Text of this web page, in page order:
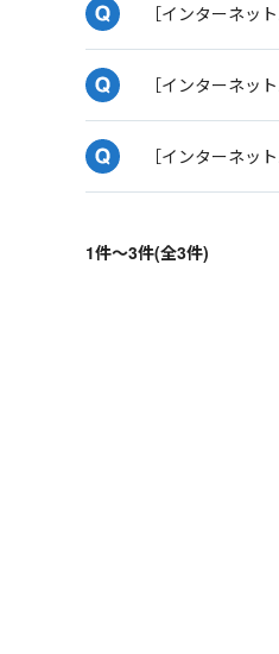
［インターネッ
［インターネッ
［インターネッ
1件～3件(全3件)